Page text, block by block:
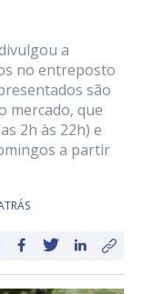
a
no entreposto
são
mercado, que
2h às 22h) e
a partir